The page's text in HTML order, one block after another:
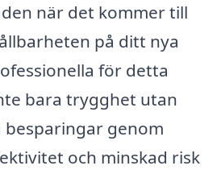
när det kommer till
på ditt nya
för detta
bara trygghet utan
besparingar genom
och minskad risk